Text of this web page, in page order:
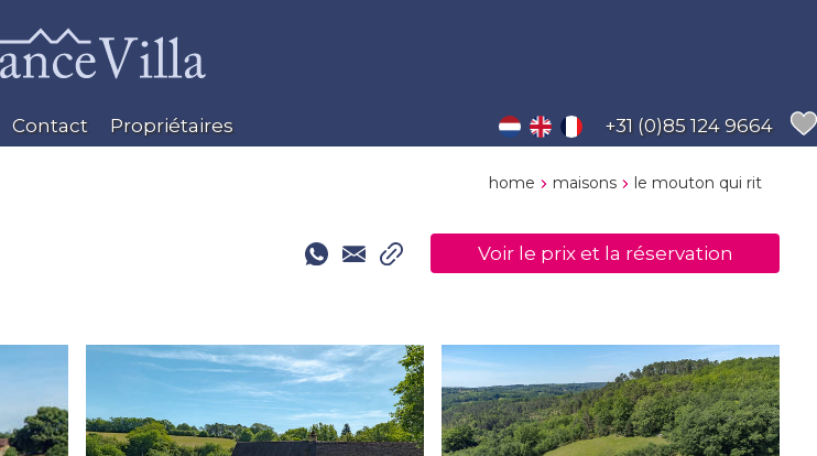
Contact Propriétaires +31 (0)85 124 9664
home maisons le mouton qui rit
Voir le prix et la réservation